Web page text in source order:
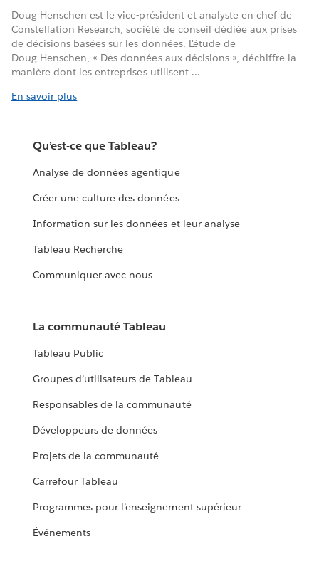
Doug Henschen est le vice-président et analyste en chef de
Constellation Research, société de conseil dédiée aux prises
de décisions basées sur les données. L'étude de
Doug Henschen, « Des données aux décisions », déchiffre la
manière dont les entreprises utilisent ...
En savoir plus
Qu’est-ce que Tableau?
Analyse de données agentique
Créer une culture des données
Information sur les données et leur analyse
Tableau Recherche
Communiquer avec nous
La communauté Tableau
Tableau Public
Groupes d’utilisateurs de Tableau
Responsables de la communauté
Développeurs de données
Projets de la communauté
Carrefour Tableau
Programmes pour l’enseignement supérieur
Événements